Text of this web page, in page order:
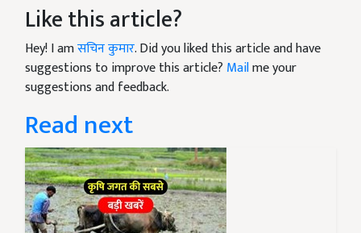
Like this article?
Hey! I amसचिन कुमार. Did you liked this article and have
suggestions to improve this article? Mailme your
suggestions and feedback.
Read next